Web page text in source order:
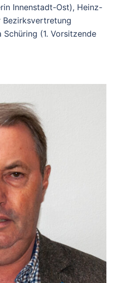
Innenstadt-Ost), Heinz-
(1. Vorsitzende